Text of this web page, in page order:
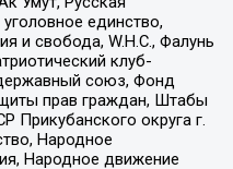
единство,
и свобода, W.H.С., Фалунь
клуб-
союз, Фонд
прав граждан, Штабы
Прикубанского округа г.
Народное
Народное движение